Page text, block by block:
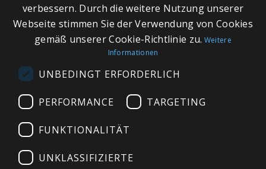
Über Bleu Provence
Impressum
Geschäftsbedingungen
Kontaktieren Sie uns
Besuchen Sie unseren Showroom
ITALIAN
verbessern. Durch die weitere Nutzung unserer
Webseite stimmen Sie der Verwendung von Cookies
gemäß unserer Cookie-Richtlinie zu. Weitere
Informationen
UNBEDINGT ERFORDERLICH
PERFORMANCE TARGETING
FUNKTIONALITÄT
UNKLASSIFIZIERTE